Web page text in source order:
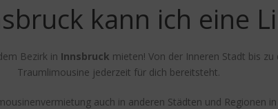
kann ich eine
Bezirk in Innsbruck mieten! Von der Inneren Stadt bis
Traumlimousine jederzeit für dich bereitsteht.
auch in anderen Städten und Regionen